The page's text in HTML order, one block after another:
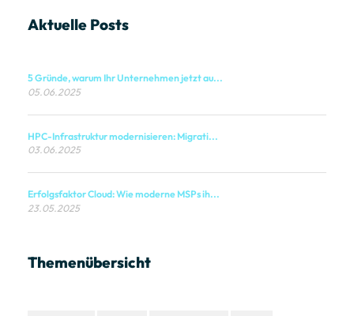
Aktuelle Posts
5 Gründe, warum Ihr Unternehmen jetzt au...
05.06.2025
HPC-Infrastruktur modernisieren: Migrati...
03.06.2025
Erfolgsfaktor Cloud: Wie moderne MSPs ih...
23.05.2025
Themenübersicht